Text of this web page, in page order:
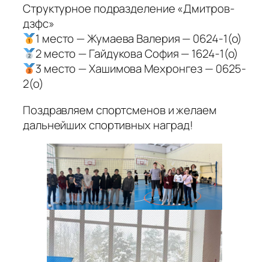
Структурное подразделение «Дмитров-
дзфс»
1 место — Жумаева Валерия — 0624-1(о)
2 место — Гайдукова София — 1624-1(о)
3 место — Хашимова Мехронгез — 0625-
2(о)
Поздравляем спортсменов и желаем
дальнейших спортивных наград!